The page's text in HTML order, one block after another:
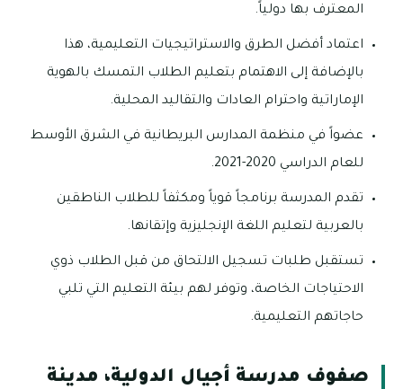
المعترف بها دولياً.
اعتماد أفضل الطرق والاستراتيجيات التعليمية، هذا
بالإضافة إلى الاهتمام بتعليم الطلاب التمسك بالهوية
الإماراتية واحترام العادات والتقاليد المحلية.
عضواً في منظمة المدارس البريطانية في الشرق الأوسط
للعام الدراسي 2020-2021.
تقدم المدرسة برنامجاً قوياً ومكثفاً للطلاب الناطقين
بالعربية لتعليم اللغة الإنجليزية وإتقانها.
تستقبل طلبات تسجيل الالتحاق من قبل الطلاب ذوي
الاحتياجات الخاصة، وتوفر لهم بيئة التعليم التي تلبي
حاجاتهم التعليمية.
صفوف مدرسة أجيال الدولية، مدينة